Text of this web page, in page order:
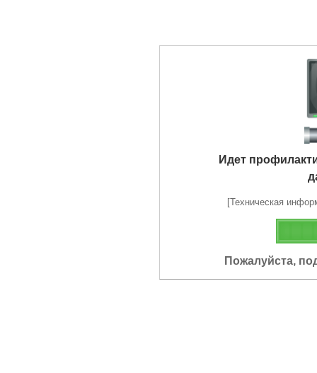
Идет
[Техническая
Пожалуйста,